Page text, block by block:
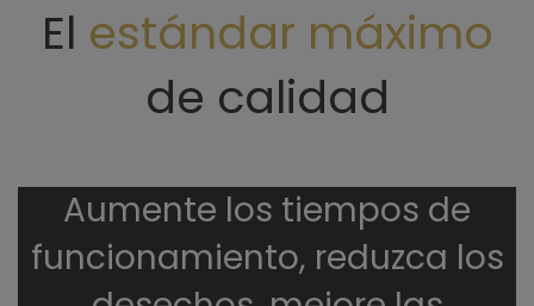
El estándar máximo
de calidad
Aumente los tiempos de
funcionamiento, reduzca los